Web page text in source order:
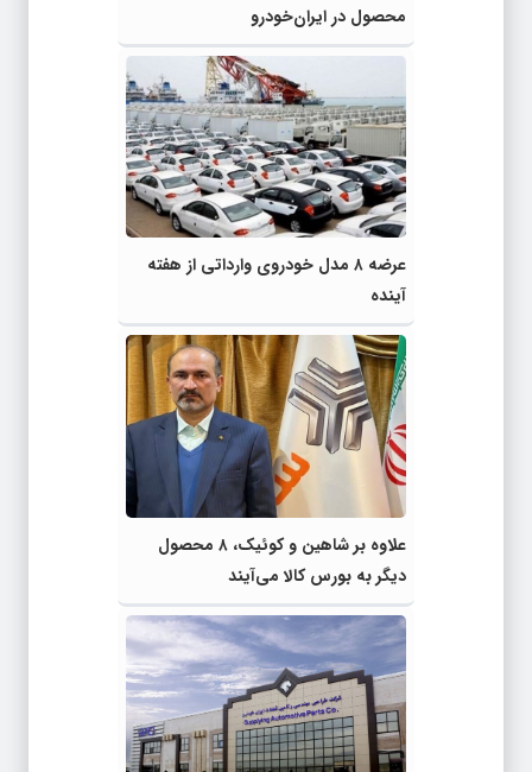
محصول در ایران‌خودرو
عرضه ۸ مدل خودرو‌ی وارداتی‎ از هفته
آینده
علاوه بر شاهین و کوئیک، ۸ محصول
دیگر به بورس کالا می‌آیند